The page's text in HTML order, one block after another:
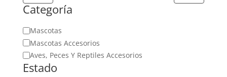
Categoría
Categoría
Mascotas
Mascotas Accesorios
Aves, Peces Y Reptiles Accesorios
Estado